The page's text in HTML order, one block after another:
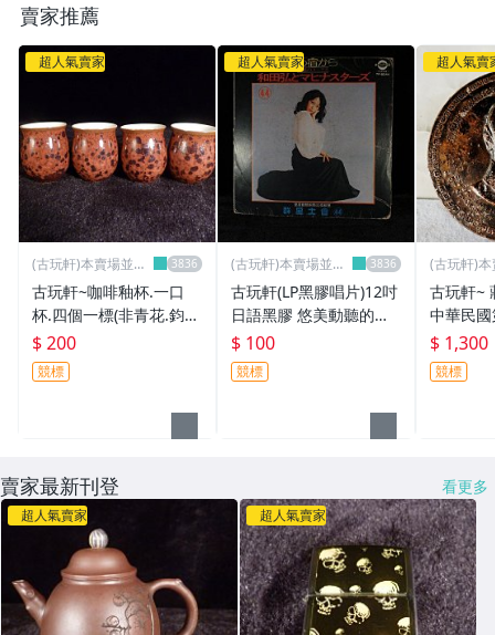
賣家推薦
超人氣賣家
(古玩軒)本賣場並無
古玩軒~咖啡釉杯.一口
杯.四個一標(非青花.鈞
窯.越窯.汝窯.官窯.琺瑯
彩.霽藍釉)PPP619
$ 200
競標
超人氣賣家
(古玩軒)本賣場並無
古玩軒(LP黑膠唱片)12吋
日語黑膠 悠美動聽的馬
比奈和聲 群星大會44~D
EF856
$ 100
競標
超人氣賣
(古玩軒)
古玩軒~
中華民
紀念章(
紀念章銅
$ 1,300
競標
賣家最新刊登 看更多
超人氣賣家 超人氣賣家